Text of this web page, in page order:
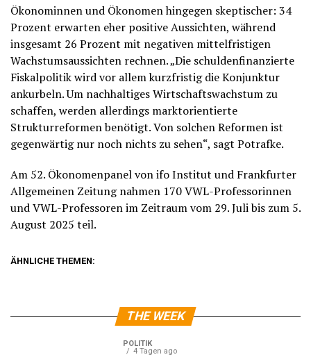
Ökonominnen und Ökonomen hingegen skeptischer: 34
Prozent erwarten eher positive Aussichten, während
insgesamt 26 Prozent mit negativen mittelfristigen
Wachstumsaussichten rechnen. „Die schuldenfinanzierte
Fiskalpolitik wird vor allem kurzfristig die Konjunktur
ankurbeln. Um nachhaltiges Wirtschaftswachstum zu
schaffen, werden allerdings marktorientierte
Strukturreformen benötigt. Von solchen Reformen ist
gegenwärtig nur noch nichts zu sehen“, sagt Potrafke.
Am 52. Ökonomenpanel von ifo Institut und Frankfurter
Allgemeinen Zeitung nahmen 170 VWL-Professorinnen
und VWL-Professoren im Zeitraum vom 29. Juli bis zum 5.
August 2025 teil.
ÄHNLICHE THEMEN:
THE WEEK
POLITIK
4 Tagen ago